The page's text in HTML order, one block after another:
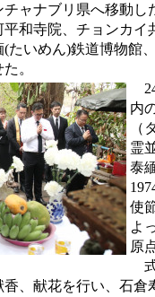
ャナブリ県へ移動
和寺院、チョンカイ
たいめん)鉄道博物館
。
内
（
霊
泰
使
よ
原
式
、献花を行い、石